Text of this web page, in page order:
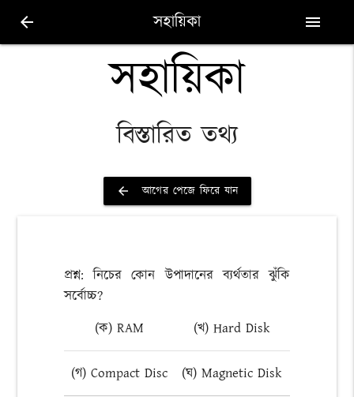
arrow_back সহায়িকা menu
সহায়িকা
বিস্তারিত তথ্য
arrow_back আগের পেজে ফিরে যান
প্রশ্ন: নিচের কোন উপাদানের ব্যর্থতার ঝুঁকি
সর্বোচ্চ?
(ক) RAM
(খ) Hard Disk
(গ) Compact Disc (ঘ) Magnetic Disk